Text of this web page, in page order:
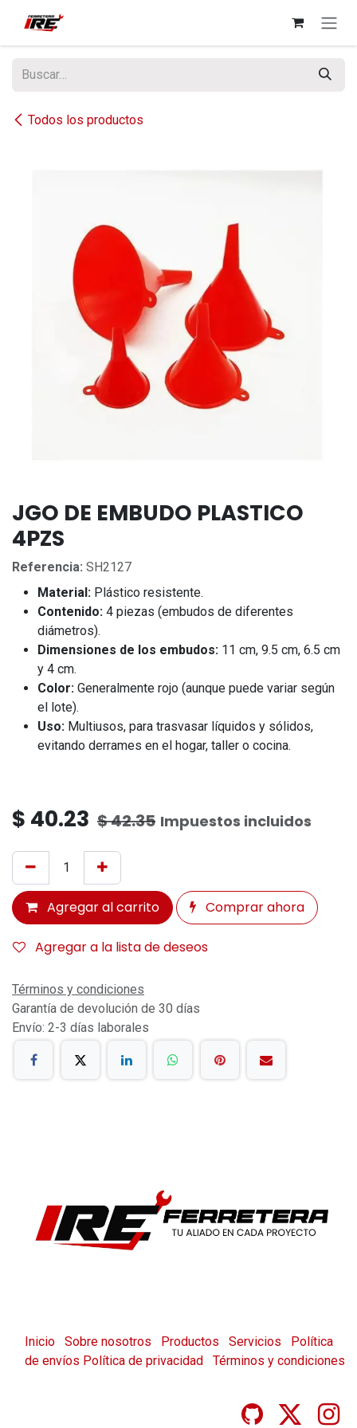
Todos los productos
JGO DE EMBUDO PLASTICO
4PZS
Referencia: SH2127
Material: Plástico resistente.
Contenido: 4 piezas (embudos de diferentes
diámetros).
Dimensiones de los embudos: 11 cm, 9.5 cm, 6.5 cm
y 4 cm.
Color: Generalmente rojo (aunque puede variar según
el lote).
Uso: Multiusos, para trasvasar líquidos y sólidos,
evitando derrames en el hogar, taller o cocina.
$ 40.23 $42.35 Impuestos incluidos
Agregar al carrito Comprar ahora
Agregar a la lista de deseos
Términos y condiciones
Garantía de devolución de 30 días
Envío: 2-3 días laborales
Inicio Sobre nosotros Productos Servicios
Política
de envíos Política de privacidad Términos y condiciones